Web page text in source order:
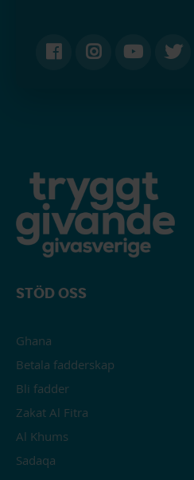
STÖD OSS
Ghana
Betala fadderskap
Bli fadder
Zakat Al Fitra
Al Khums
Sadaqa